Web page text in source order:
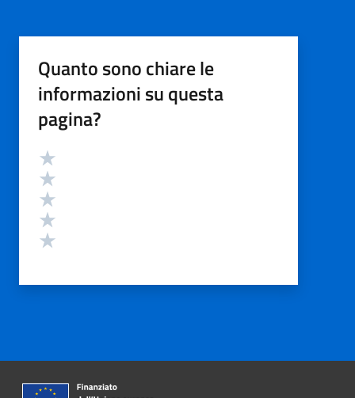
Quanto sono chiare le
informazioni su questa
pagina?
Valutazione